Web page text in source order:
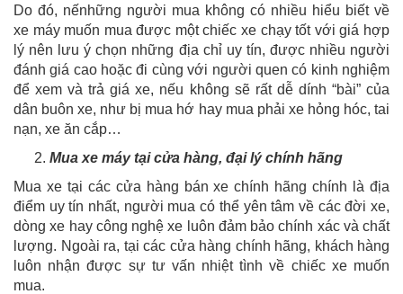
Do đó, nếnhững người mua không có nhiều hiểu biết về
xe máy muốn mua được một chiếc xe chạy tốt với giá hợp
lý nên lưu ý chọn những địa chỉ uy tín, được nhiều người
đánh giá cao hoặc đi cùng với người quen có kinh nghiệm
để xem và trả giá xe, nếu không sẽ rất dễ dính “bài” của
dân buôn xe, như bị mua hớ hay mua phải xe hỏng hóc, tai
nạn, xe ăn cắp…
Mua xe máy tại cửa hàng, đại lý chính hãng
Mua xe tại các cửa hàng bán xe chính hãng chính là địa
điểm uy tín nhất, người mua có thể yên tâm về các đời xe,
dòng xe hay công nghệ xe luôn đảm bảo chính xác và chất
lượng. Ngoài ra, tại các cửa hàng chính hãng, khách hàng
luôn nhận được sự tư vấn nhiệt tình về chiếc xe muốn
mua.